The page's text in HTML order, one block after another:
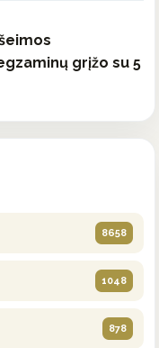
grįžo su 5
8658
1048
878